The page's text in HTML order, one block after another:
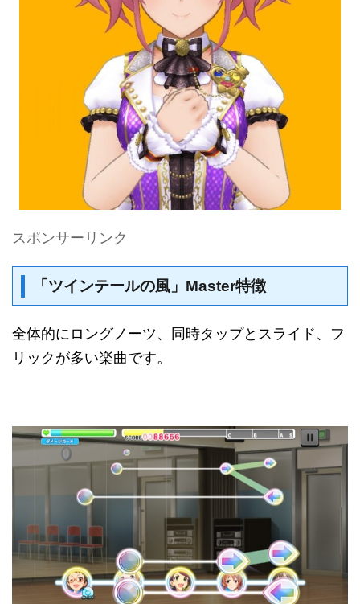
スポンサーリンク
「ツインテールの風」Master特徴
全体的にロングノーツ、同時タップとスライド、フ
リックが多い楽曲です。